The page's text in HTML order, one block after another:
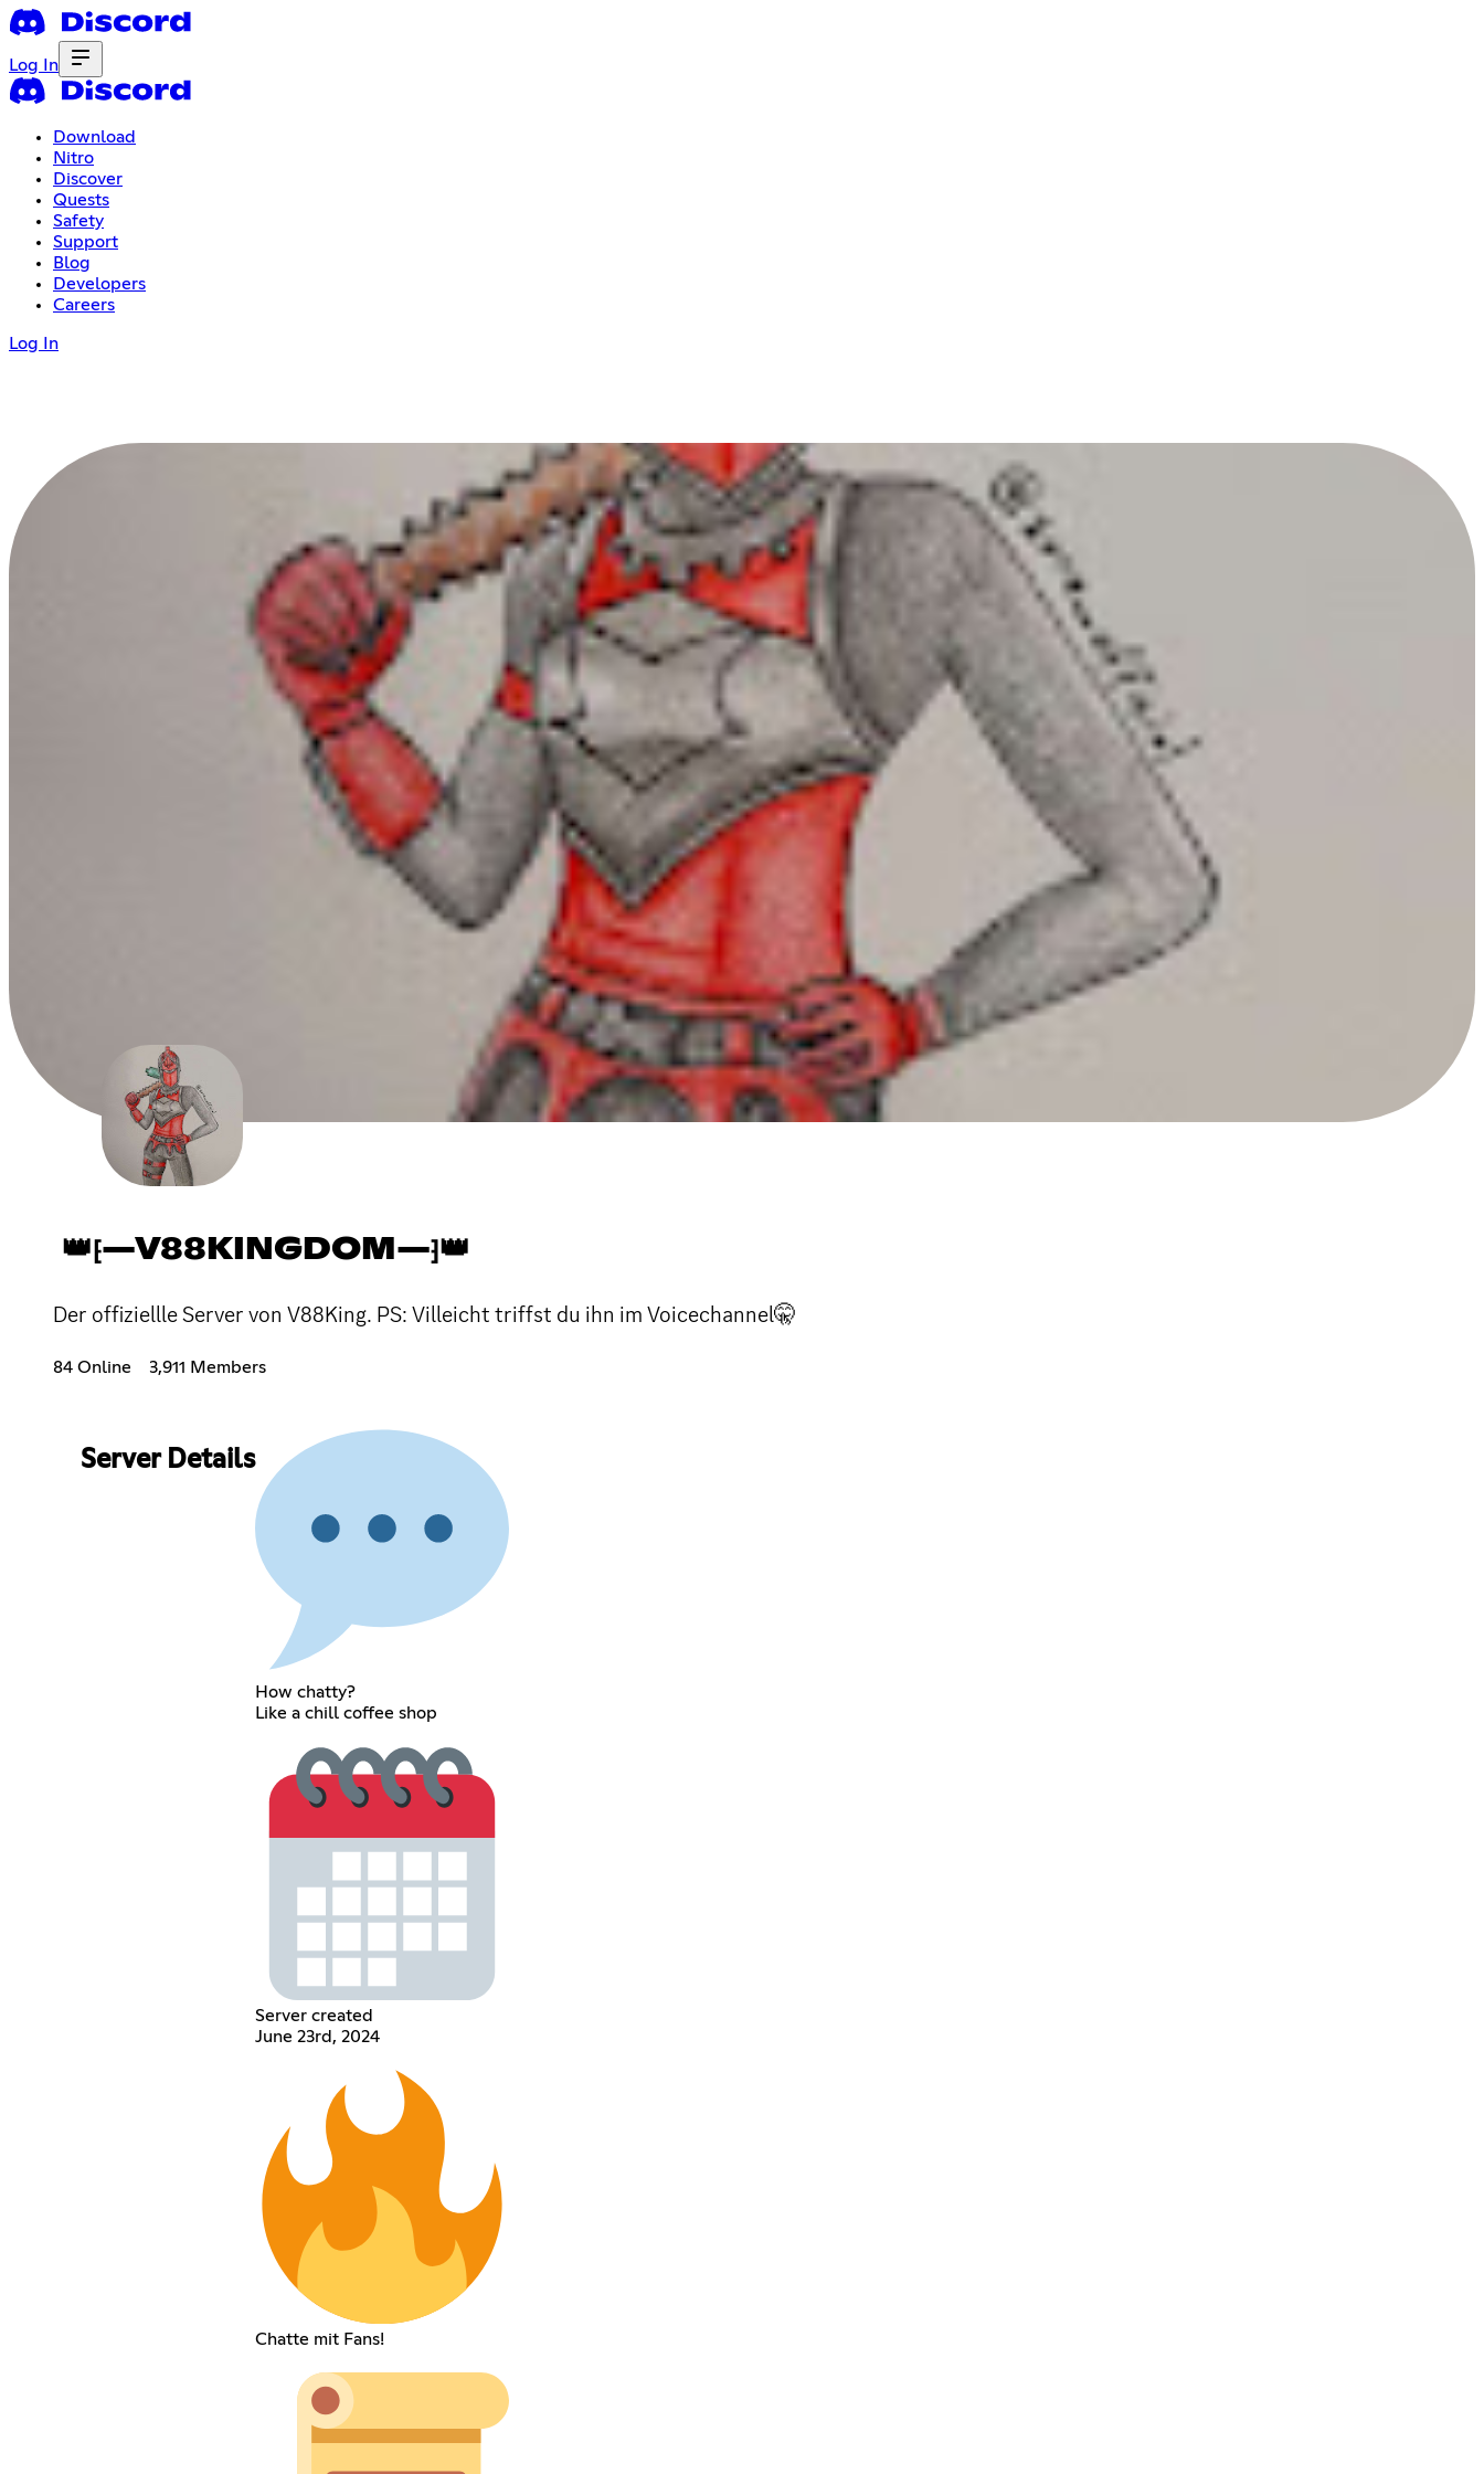
Log In
Download
Nitro
Discover
Quests
Safety
Support
Blog
Developers
Careers
Log In
👑⁅—V88KINGDOM—⁆👑
Der offiziellle Server von V88King. PS: Villeicht triffst du ihn im Voicechannel🤫
84 Online 3,911 Members
Server Details
How chatty?
Like a chill coffee shop
Server created
June 23rd, 2024
Chatte mit Fans!